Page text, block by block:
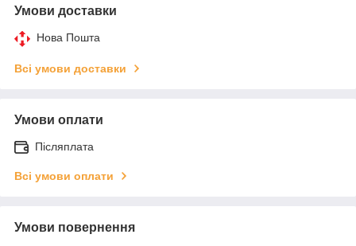
Умови доставки
Нова Пошта
Всі умови доставки
Умови оплати
Післяплата
Всі умови оплати
Умови повернення